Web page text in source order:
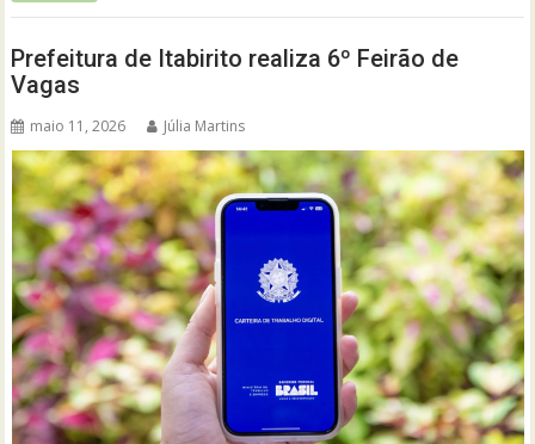
Prefeitura de Itabirito realiza 6º Feirão de
Vagas
maio 11, 2026 Júlia Martins